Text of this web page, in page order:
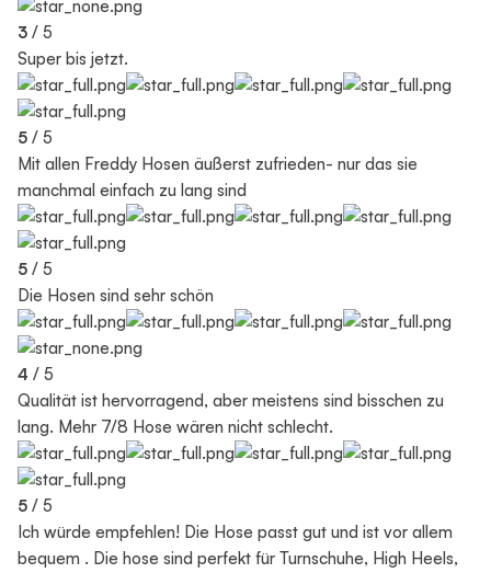
3 / 5
Super bis jetzt.
5 / 5
Mit allen Freddy Hosen äußerst zufrieden- nur das sie
manchmal einfach zu lang sind
5 / 5
Die Hosen sind sehr schön
4 / 5
Qualität ist hervorragend, aber meistens sind bisschen zu
lang. Mehr 7/8 Hose wären nicht schlecht.
5 / 5
Ich würde empfehlen! Die Hose passt gut und ist vor allem
bequem . Die hose sind perfekt für Turnschuhe, High Heels,